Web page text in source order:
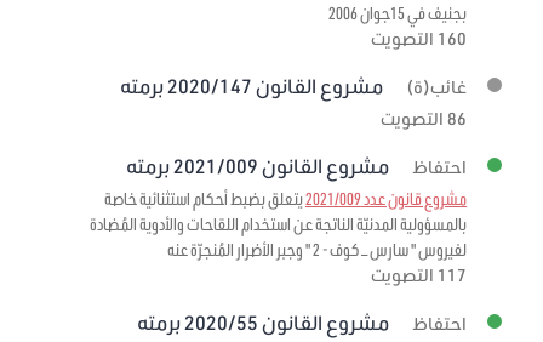
بجنيف في 15جوان 2006
160 التصويت
غائب(ة) مشروع القانون 2020/147 برمته
86 التصويت
احتفاظ مشروع القانون 2021/009 برمته
مشروع قانون عدد 2021/009
يتعلق بضبط أحكام استثنائية خاصة
بالمسؤولية المدنيّة الناتجة عن استخدام اللقاحات والأدوية المُضادة
لفيروس " سارس – كوف - 2 " وجبر الأضرار المُنجرّة عنه
117 التصويت
احتفاظ مشروع القانون 2020/55 برمته